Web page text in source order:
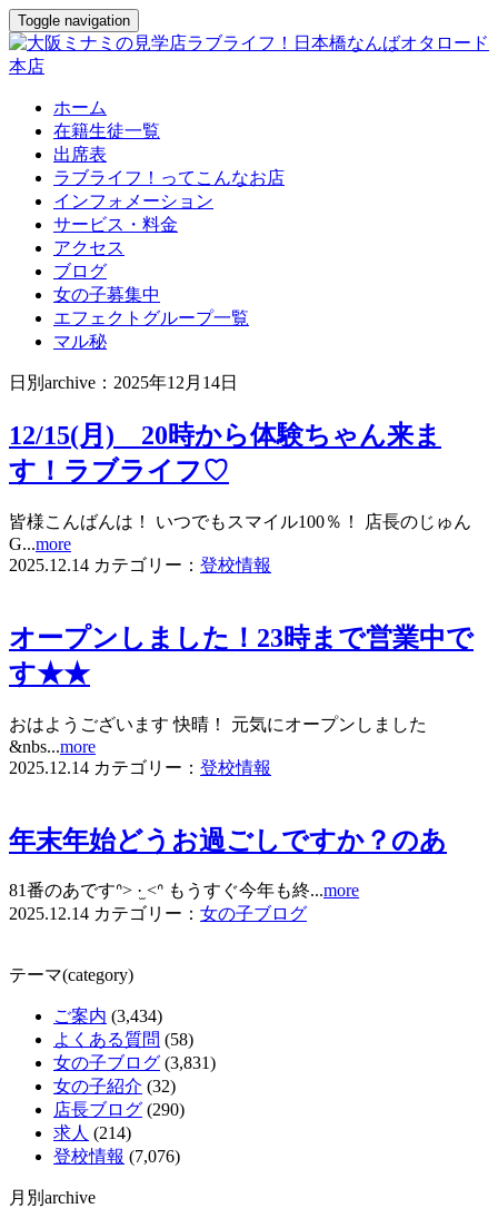
Toggle navigation
ホーム
在籍生徒一覧
出席表
ラブライフ！ってこんなお店
インフォメーション
サービス・料金
アクセス
ブログ
女の子募集中
エフェクトグループ一覧
マル秘
日別archive：2025年12月14日
12/15(月) 20時から体験ちゃん来ま
す！ラブライフ♡
皆様こんばんは！ いつでもスマイル100％！ 店長のじゅん
G...more
2025.12.14 カテゴリー： 登校情報
オープンしました！23時まで営業中で
す★★
おはようございます 快晴！ 元気にオープンしました
&nbs...more
2025.12.14 カテゴリー： 登校情報
年末年始どうお過ごしですか？のあ
81番のあですᐢ> ·̫ <ᐢ もうすぐ今年も終...more
2025.12.14 カテゴリー： 女の子ブログ
テーマ(category)
ご案内 (3,434)
よくある質問 (58)
女の子ブログ (3,831)
女の子紹介 (32)
店長ブログ (290)
求人 (214)
登校情報 (7,076)
月別archive